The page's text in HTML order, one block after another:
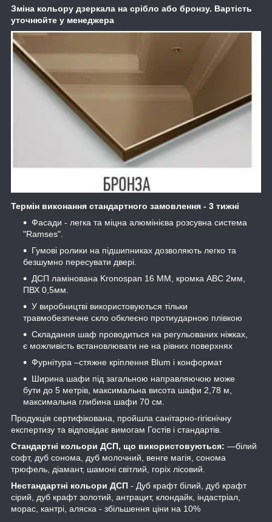
Зміна кольору дзеркала на срібло або бронзу. Вартість
уточнюйте у менеджера
Термін виконання стандартного замовлення - 3 тижні
Фасади - легка та міцна алюмінієва розсувна система
"Ramses".
Гумові ролики на підшипниках дозволяють легко та
безшумно пересувати двері.
ДСП ламінована Kronospan 16 ММ, кромка АВС 2мм,
ПВХ 0,5мм.
У виробництві використовуються тільки
травмобезпечне скло обклеєно протиударною плівкою
Складання шаф проводиться на регульованих ніжках,
є можливість встановлювати не на рівних поверхнях
Фурнітура –стяжне кріплення Blum і конформат
Ширина шафи під загальною направляючою може
бути до 5 метрів, максимальна висота шафи 2,78 м,
максимальна глибина шафи 70 см.
Продукція сертифікована, пройшла санітарно-гігієнічну
експертизу та відповідає вимогам Гостів і стандартів.
Стандартні кольори ДСП, що використовуються: ―білий
софт, дуб сонома, дуб молочний, венге магія, сонома
трюфель, діамант, шамоні світлий, горіх лісовий.
Нестандартні кольори ДСП - Дуб крафт білий, дуб крафт
сірий, дуб крафт золотий, антрацит, клондайк, індастріал,
морас, кантрі, аляска - збільшення ціни на 10%